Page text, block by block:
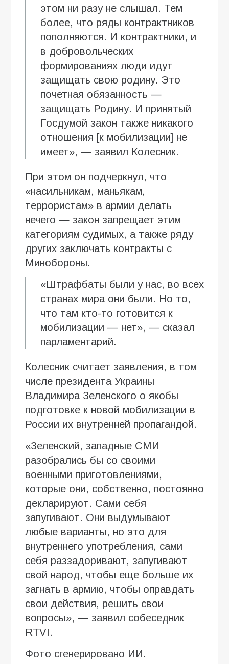
этом ни разу не слышал. Тем
более, что ряды контрактников
пополняются. И контрактники, и
в добровольческих
формированиях люди идут
защищать свою родину. Это
почетная обязанность —
защищать Родину. И принятый
Госдумой закон также никакого
отношения [к мобилизации] не
имеет», — заявил Колесник.
При этом он подчеркнул, что
«насильникам, маньякам,
террористам» в армии делать
нечего — закон запрещает этим
категориям судимых, а также ряду
других заключать контракты с
Минобороны.
«Штрафбаты были у нас, во всех
странах мира они были. Но то,
что там кто-то готовится к
мобилизации — нет», — сказал
парламентарий.
Колесник считает заявления, в том
числе президента Украины
Владимира Зеленского о якобы
подготовке к новой мобилизации в
России их внутренней пропагандой.
«Зеленский, западные СМИ
разобрались бы со своими
военными приготовлениями,
которые они, собственно, постоянно
декларируют. Сами себя
запугивают. Они выдумывают
любые варианты, но это для
внутреннего употребления, сами
себя раззадоривают, запугивают
свой народ, чтобы еще больше их
загнать в армию, чтобы оправдать
свои действия, решить свои
вопросы», — заявил собеседник
RTVI.
Фото сгенерировано ИИ.